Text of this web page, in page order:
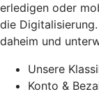
erledigen oder
die
daheim und
Unsere
Konto &